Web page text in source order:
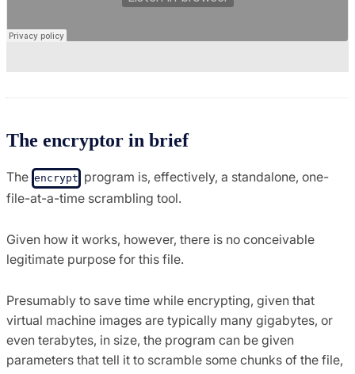
The encryptor in brief
The encrypt program is, effectively, a standalone, one-
file-at-a-time scrambling tool.
Given how it works, however, there is no conceivable
legitimate purpose for this file.
Presumably to save time while encrypting, given that
virtual machine images are typically many gigabytes, or
even terabytes, in size, the program can be given
parameters that tell it to scramble some chunks of the file,